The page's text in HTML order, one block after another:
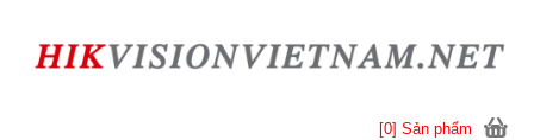
[0] Sản phẩm